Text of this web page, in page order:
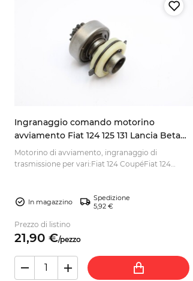
Ingranaggio comando motorino
avviamento Fiat 124 125 131 Lancia Beta
4154293
Motorino di avviamento, ingranaggio di
trasmissione per vari:Fiat 124 CoupéFiat 124
In magazzino
Spedizione
5,92 €
Prezzo di listino
21,90 €/pezzo